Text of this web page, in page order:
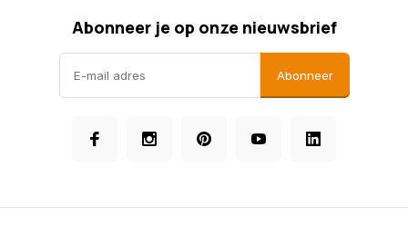
Abonneer je op onze nieuwsbrief
Abonneer